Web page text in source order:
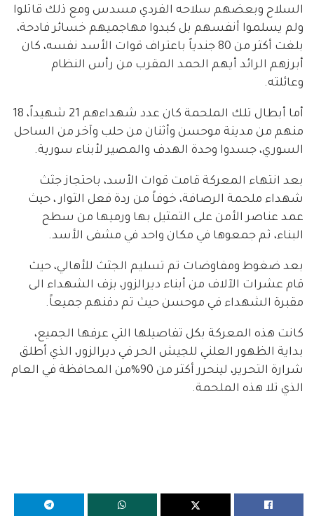
السلاح وبعضهم سلاحه الفردي مسدس ومع ذلك قاتلوا
ولم يسلموا أنفسهم بل كبدوا مهاجميهم خسائر فادحة،
بلغت أكثر من 80 جندياً باعتراف قوات الأسد نفسه، كان
أبرزهم الرائد أيهم الحمد المقرب من رأس النظام
وعائلته.
أما أبطال تلك الملحمة كان عدد شهداءهم 21 شهيداً، 18
منهم من مدينة موحسن وأثنان من حلب وآخر من الساحل
السوري، جسدوا وحدة الهدف والمصير لأبناء سورية.
بعد انتهاء المعركة قامت قوات الأسد، باحتجاز جثث
شهداء ملحمة الرصافة، خوفاً من ردة فعل الثوار ، حيث
عمد عناصر الأمن على التمثيل بها ورميها من سطح
البناء، ثم جمعوها في مكان واحد في مشفى الأسد.
بعد ضغوط ومفاوضات تم تسليم الجثث للأهالي، حيث
قام عشرات الآلاف من أبناء ديرالزور، بزف الشهداء الى
مقبرة الشهداء في موحسن حيث تم دفنهم جميعاً.
كانت هذه المعركة بكل تفاصيلها التي عرفها الجميع،
بداية الظهور العلني للجيش الحر في ديرالزور، الذي أطلق
شرارة التحرير، لينحرر أكثر من 90%من المحافظة في العام
الذي تلا هذه الملحمة.